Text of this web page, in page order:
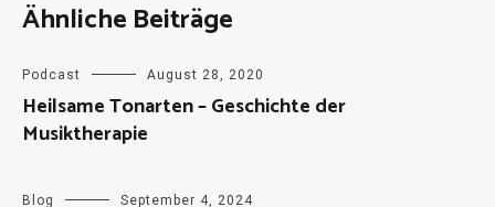
Ähnliche Beiträge
Podcast August 28, 2020
Heilsame Tonarten – Geschichte der
Musiktherapie
Blog September 4, 2024